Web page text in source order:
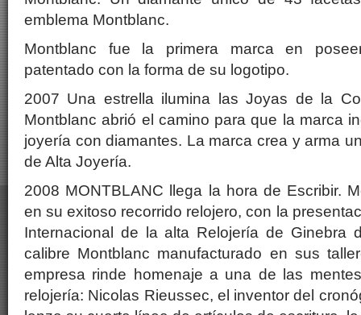
emblema Montblanc.
Montblanc fue la primera marca en
patentado con la forma de su logotipo.
2007 Una estrella ilumina las Joyas de la
Montblanc abrió el camino para que la marca
joyería con diamantes. La marca crea y arma
de Alta Joyería.
2008 MONTBLANC llega la hora de Escribir.
en su exitoso recorrido relojero, con la
Internacional de la alta Relojería de Ginebra
calibre Montblanc manufacturado en sus
empresa rinde homenaje a una de las
relojería: Nicolas Rieussec, el inventor del